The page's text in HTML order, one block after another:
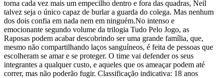
torna cada vez mais um empecilho dentro e fora das quadras, Neil
talvez seja o único capaz de burlar a guarda do colega. Mas nenhum
dos dois confia em nada nem em ninguém.No intenso e
emocionante segundo volume da trilogia Tudo Pelo Jogo, as
Raposas podem acabar descobrindo ser uma grande família, que,
mesmo não compartilhando laços sanguíneos, é feita de pessoas que
escolheram se amar e se proteger. O time vai defender os seus
integrantes a qualquer custo, e aqueles que os ameaçar podem até
correr, mas não poderão fugir. Classificação indicativa: 18 anos